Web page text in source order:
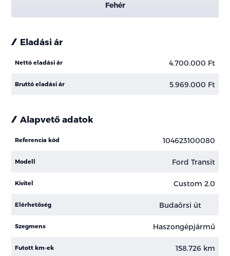
Fehér
Eladási ár
Nettó eladási ár 4.700.000 Ft
Bruttó eladási ár 5.969.000 Ft
Alapvető adatok
Referencia kód 104623100080
Modell Ford Transit
Kivitel Custom 2.0
Elérhetőség Budaörsi út
Szegmens Haszongépjármű
Futott km-ek 158.726 km